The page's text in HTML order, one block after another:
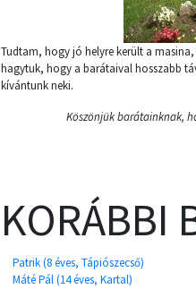
Tudtam, hogy jó helyre került a
hagytuk, hogy a barátaival hosszabb
kívántunk neki.
Köszönjük barátainknak,
KORÁBBI
Patrik (8 éves, Tápiószecső)
Máté Pál (14 éves, Kartal)